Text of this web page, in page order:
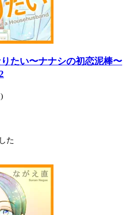
たい〜ナナシの初恋泥棒〜
た